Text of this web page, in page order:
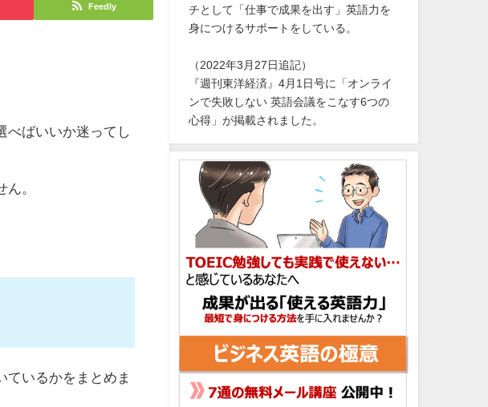
Feedly
べばいいか迷ってし
。
ているかをまとめま
チとして「仕事で成果を出す」英語力を
身につけるサポートをしている。
（2022年3月27日追記）
『週刊東洋経済』4月1日号に「オンライ
ンで失敗しない 英語会議をこなす6つの
心得」が掲載されました。